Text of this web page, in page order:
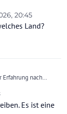
20:456. Okt.
Land?
Butter" ?
Es ist eine